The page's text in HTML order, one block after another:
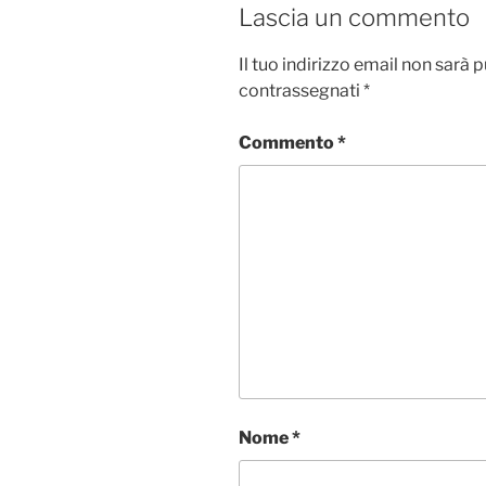
o
r
I
p
i
Lascia un commento
Il tuo indirizzo email non sarà
contrassegnati *
Commento*
Nome*